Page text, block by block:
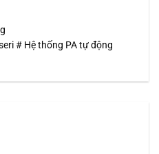
# Hệ thống PA tự động